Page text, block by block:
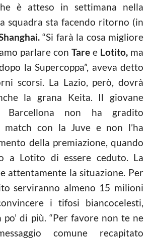
è atteso in settimana nella
squadra sta facendo ritorno (in
“Si farà la cosa migliore
parlare con Tare e Lotito, ma
la Supercoppa”, aveva detto
scorsi. La Lazio, però, dovrà
la grana Keita. Il giovane
Barcellona non ha gradito
match con la Juve e non l’ha
della premiazione, quando
a Lotito di essere ceduto. La
attentamente la situazione. Per
serviranno almeno 15 milioni
i tifosi biancocelesti,
po’ di più. “Per favore non te ne
comune recapitato